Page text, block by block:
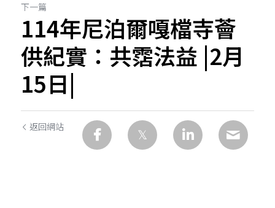
下一篇
114年尼泊爾嘎檔寺薈
供紀實：共霑法益 |2月
15日|
返回網站